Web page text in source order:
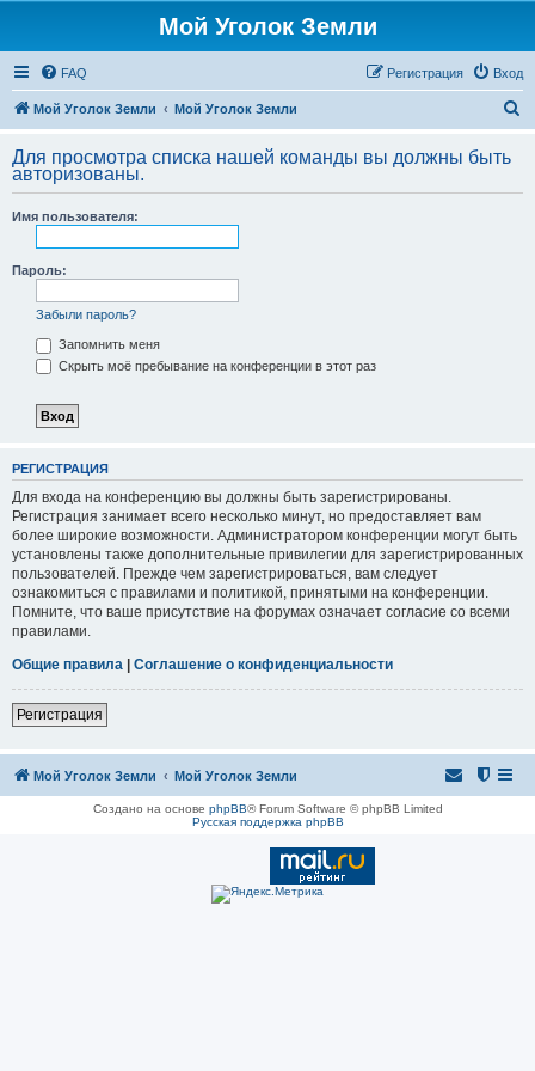
Мой Уголок Земли
FAQ Вход
Регистрация
Мой Уголок Земли Мой Уголок Земли
с
Для просмотра списка нашей команды вы должны быть
авторизованы.
Имя пользователя:
Пароль:
Забыли пароль?
Запомнить меня
Скрыть моё пребывание на конференции в этот раз
РЕГИСТРАЦИЯ
Для входа на конференцию вы должны быть зарегистрированы.
Регистрация занимает всего несколько минут, но предоставляет вам
более широкие возможности. Администратором конференции могут быть
установлены также дополнительные привилегии для зарегистрированных
пользователей. Прежде чем зарегистрироваться, вам следует
ознакомиться с правилами и политикой, принятыми на конференции.
Помните, что ваше присутствие на форумах означает согласие со всеми
правилами.
Общие правила | Соглашение о конфиденциальности
Регистрация
Мой Уголок Земли Мой Уголок Земли
Создано на основе phpBB® Forum Software © phpBB Limited
Русская поддержка phpBB